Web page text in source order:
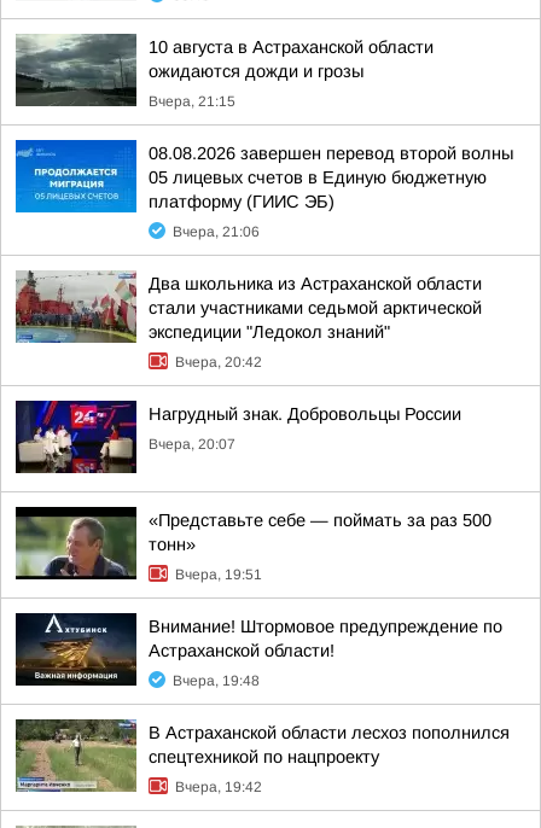
10 августа в Астраханской области
ожидаются дожди и грозы
Вчера, 21:15
08.08.2026 завершен перевод второй волны
05 лицевых счетов в Единую бюджетную
платформу (ГИИС ЭБ)
Вчера, 21:06
Два школьника из Астраханской области
стали участниками седьмой арктической
экспедиции "Ледокол знаний"
Вчера, 20:42
Нагрудный знак. Добровольцы России
Вчера, 20:07
«Представьте себе — поймать за раз 500
тонн»
Вчера, 19:51
Внимание! Штормовое предупреждение по
Астраханской области!
Вчера, 19:48
В Астраханской области лесхоз пополнился
спецтехникой по нацпроекту
Вчера, 19:42